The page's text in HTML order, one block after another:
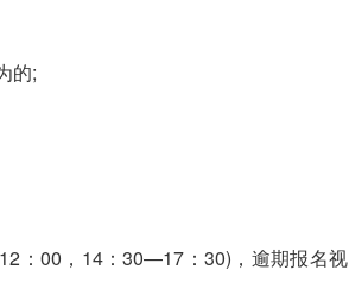
的;
：00，14：30—17：30)，逾期报名视